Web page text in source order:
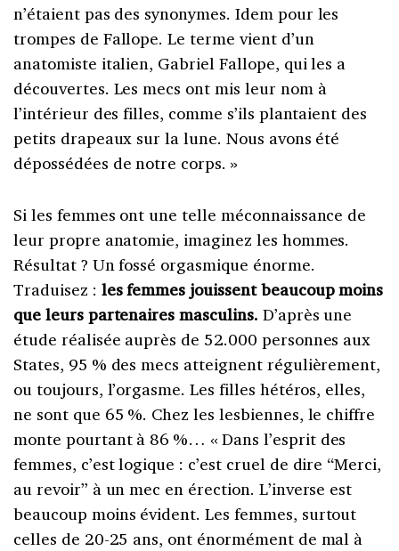
n’étaient pas des synonymes. Idem pour les
trompes de Fallope. Le terme vient d’un
anatomiste italien, Gabriel Fallope, qui les a
découvertes. Les mecs ont mis leur nom à
l’intérieur des filles, comme s’ils plantaient des
petits drapeaux sur la lune. Nous avons été
dépossédées de notre corps. »
Si les femmes ont une telle méconnaissance de
leur propre anatomie, imaginez les hommes.
Résultat ? Un fossé orgasmique énorme.
Traduisez : les femmes jouissent beaucoup moins
que leurs partenaires masculins. D’après une
étude réalisée auprès de 52.000 personnes aux
States, 95 % des mecs atteignent régulièrement,
ou toujours, l’orgasme. Les filles hétéros, elles,
ne sont que 65 %. Chez les lesbiennes, le chiffre
monte pourtant à 86 %… « Dans l’esprit des
femmes, c’est logique : c’est cruel de dire “Merci,
au revoir” à un mec en érection. L’inverse est
beaucoup moins évident. Les femmes, surtout
celles de 20-25 ans, ont énormément de mal à